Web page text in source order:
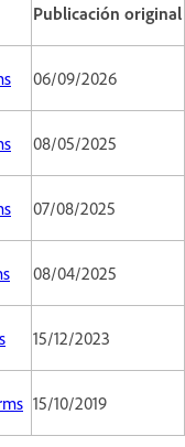
Publicación original
06/09/2026
08/05/2025
07/08/2025
08/04/2025
15/12/2023
15/10/2019